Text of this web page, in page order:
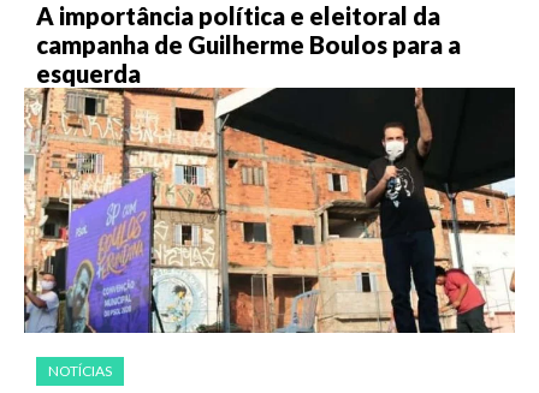
A importância política e eleitoral da
campanha de Guilherme Boulos para a
esquerda
NOTÍCIAS